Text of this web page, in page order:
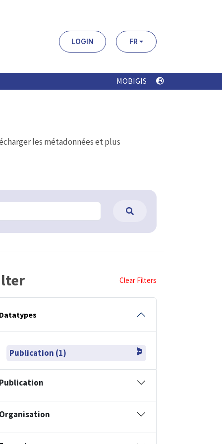
LOGIN FR
MOBIGIS
les métadonnées et plus
Clear Filters
Datatypes
Publication (1)
Publication
Organisation